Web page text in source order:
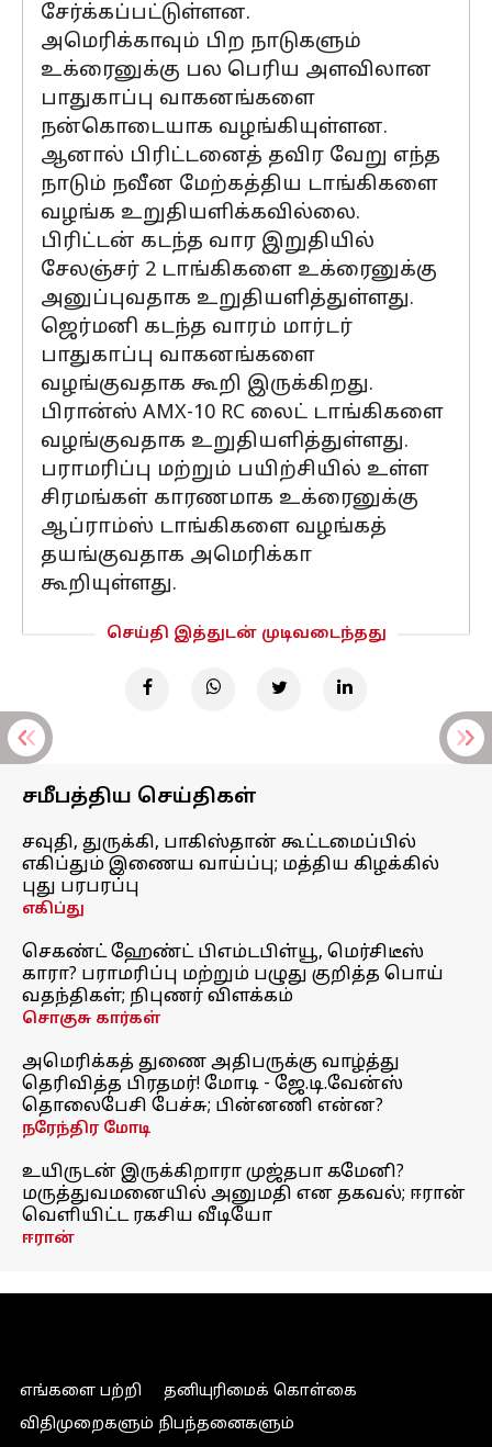
சேர்க்கப்பட்டுள்ளன.
அமெரிக்காவும் பிற நாடுகளும்
உக்ரைனுக்கு பல பெரிய அளவிலான
பாதுகாப்பு வாகனங்களை
நன்கொடையாக வழங்கியுள்ளன.
ஆனால் பிரிட்டனைத் தவிர வேறு எந்த
நாடும் நவீன மேற்கத்திய டாங்கிகளை
வழங்க உறுதியளிக்கவில்லை.
பிரிட்டன் கடந்த வார இறுதியில்
சேலஞ்சர் 2 டாங்கிகளை உக்ரைனுக்கு
அனுப்புவதாக உறுதியளித்துள்ளது.
ஜெர்மனி கடந்த வாரம் மார்டர்
பாதுகாப்பு வாகனங்களை
வழங்குவதாக கூறி இருக்கிறது.
பிரான்ஸ் AMX-10 RC லைட் டாங்கிகளை
வழங்குவதாக உறுதியளித்துள்ளது.
பராமரிப்பு மற்றும் பயிற்சியில் உள்ள
சிரமங்கள் காரணமாக உக்ரைனுக்கு
ஆப்ராம்ஸ் டாங்கிகளை வழங்கத்
தயங்குவதாக அமெரிக்கா
கூறியுள்ளது.
செய்தி இத்துடன் முடிவடைந்தது
சமீபத்திய செய்திகள்
சவுதி, துருக்கி, பாகிஸ்தான் கூட்டமைப்பில்
எகிப்தும் இணைய வாய்ப்பு; மத்திய கிழக்கில்
புது பரபரப்பு
எகிப்து
செகண்ட் ஹேண்ட் பிஎம்டபிள்யூ, மெர்சிடீஸ்
காரா? பராமரிப்பு மற்றும் பழுது குறித்த பொய்
வதந்திகள்; நிபுணர் விளக்கம்
சொகுசு கார்கள்
அமெரிக்கத் துணை அதிபருக்கு வாழ்த்து
தெரிவித்த பிரதமர்! மோடி - ஜே.டி.வேன்ஸ்
தொலைபேசி பேச்சு; பின்னணி என்ன?
நரேந்திர மோடி
உயிருடன் இருக்கிறாரா முஜ்தபா கமேனி?
மருத்துவமனையில் அனுமதி என தகவல்; ஈரான்
வெளியிட்ட ரகசிய வீடியோ
ஈரான்
எங்களை பற்றி
தனியுரிமைக் கொள்கை
விதிமுறைகளும் நிபந்தனைகளும்